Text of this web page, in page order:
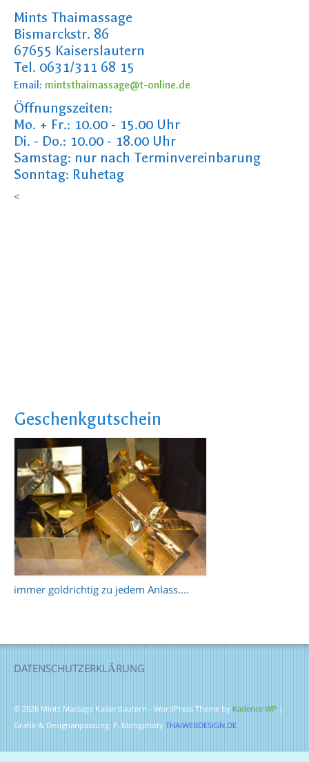
Mints Thaimassage
Bismarckstr. 86
67655 Kaiserslautern
Tel. 0631/311 68 15
Email: mintsthaimassage@t-online.de
Öffnungszeiten:
Mo. + Fr.: 10.00 - 15.00 Uhr
Di. - Do.: 10.00 - 18.00 Uhr
Samstag: nur nach Terminvereinbarung
Sonntag: Ruhetag
<
Geschenkgutschein
immer goldrichtig zu jedem Anlass....
DATENSCHUTZERKLÄRUNG
© 2026 Mints Massage Kaiserslautern - WordPress Theme by Kadence WP
Grafik-& Designanpassung: P. MongphotyTHAIWEBDESIGN.DE